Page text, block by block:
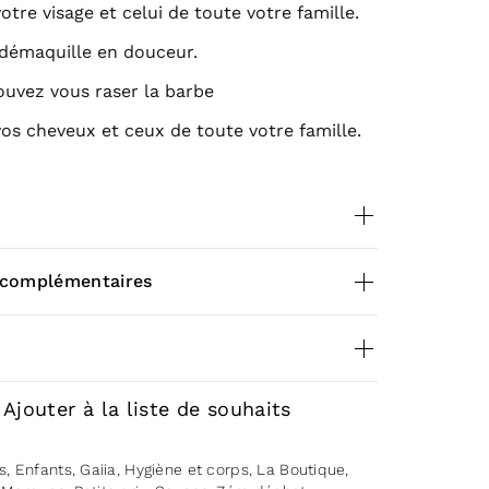
visage et celui de toute votre famille.
en douceur.
vous raser la barbe
cheveux et ceux de toute votre famille.
certifiè biologique saponifié à froid à base
beurre biologiques , d’eau, de glycérine
tout !
BIO* (Sodium olivate**)
DE KARITE BIO* (Sodium shea
COCO BIO* (Sodium cocoate**)
yet.
into post a review.
Ajouter à la liste de souhaits
Enfants,Gaiia Hygiène et corps, La Boutique